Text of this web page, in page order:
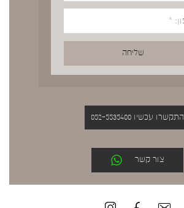
התקשרו עכשיו 052-5535400
צור קשר